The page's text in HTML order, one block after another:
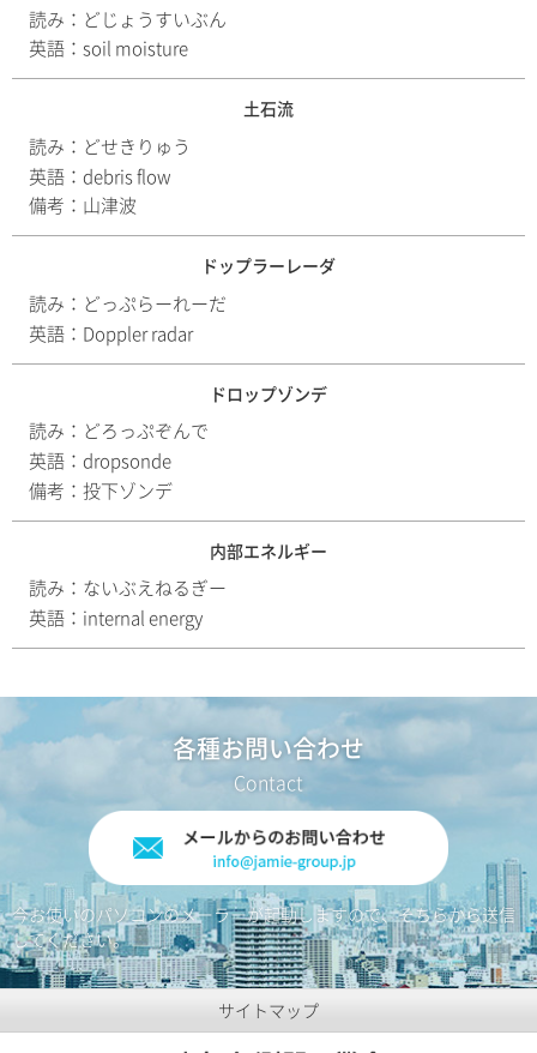
読み： どじょうすいぶん
英語： soil moisture
土石流
読み： どせきりゅう
英語： debris flow
備考： 山津波
ドップラーレーダ
読み： どっぷらーれーだ
英語： Doppler radar
ドロップゾンデ
読み： どろっぷぞんで
英語： dropsonde
備考： 投下ゾンデ
内部エネルギー
読み： ないぶえねるぎー
英語： internal energy
各種お問い合わせ
今お使いのパソコンのメーラーが起動しますので、そちらから送信
してください。
サイトマップ